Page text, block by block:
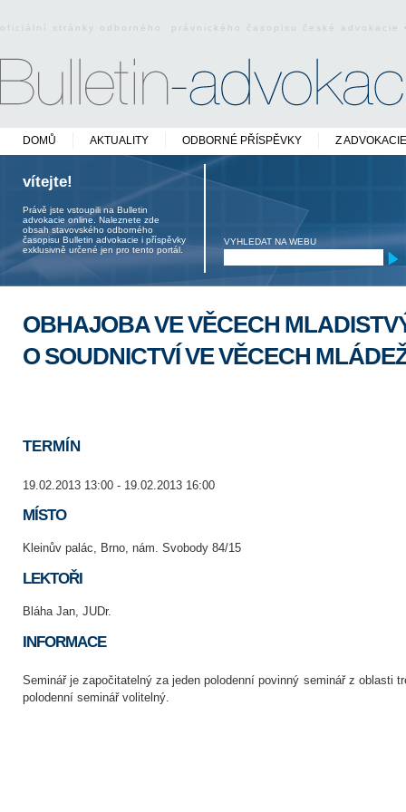
oficiální stránky odborného právnického časopisu české
DOMŮ AKTUALITY ODBORNÉ PŘÍSPĚVKY Z ADVOKACIE
vítejte!
Právě jste vstoupili na Bulletin
advokacie online. Naleznete zde
obsah stavovského odborného
časopisu Bulletin advokacie i příspěvky
exklusivně určené jen pro tento portál.
VYHLEDAT NA WEBU
OBHAJOBA VE VĚCECH
O SOUDNICTVÍ VE VĚCECH
TERMÍN
19.02.2013 13:00 - 19.02.2013 16:00
MÍSTO
Kleinův palác, Brno, nám. Svobody 84/15
LEKTOŘI
Bláha Jan, JUDr.
INFORMACE
Seminář je započitatelný za jeden polodenní povinný seminář z oblasti
polodenní seminář volitelný.